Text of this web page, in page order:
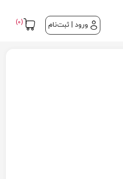
ورود | ثبت‌نام (0)